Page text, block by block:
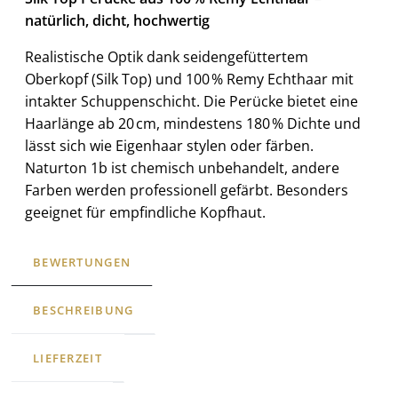
natürlich, dicht, hochwertig
Realistische Optik dank seidengefüttertem
Oberkopf (Silk Top) und 100 % Remy Echthaar mit
intakter Schuppenschicht. Die Perücke bietet eine
Haarlänge ab 20 cm, mindestens 180 % Dichte und
lässt sich wie Eigenhaar stylen oder färben.
Naturton 1b ist chemisch unbehandelt, andere
Farben werden professionell gefärbt. Besonders
geeignet für empfindliche Kopfhaut.
BEWERTUNGEN
BESCHREIBUNG
LIEFERZEIT